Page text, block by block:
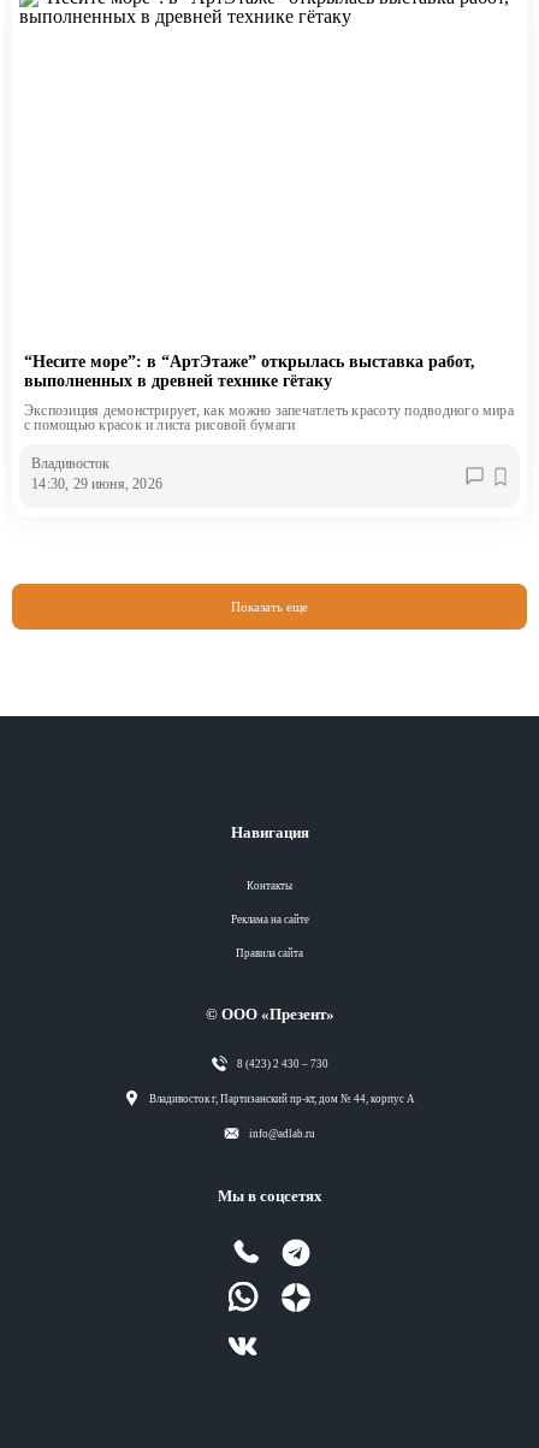
“Несите море”: в “АртЭтаже” открылась выставка работ,
выполненных в древней технике гётаку
Экспозиция демонстрирует, как можно запечатлеть красоту подводного мира
с помощью красок и листа рисовой бумаги
Владивосток
14:30, 29 июня, 2026
Показать еще
Навигация
Контакты
Реклама на сайте
Правила сайта
© ООО «Презент»
8 (423) 2 430 – 730
Владивосток г, Партизанский пр-кт, дом № 44, корпус А
info@adlab.ru
Мы в соцсетях